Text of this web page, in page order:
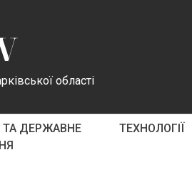
області
ТА ДЕРЖАВНЕ
ТЕХНОЛОГІЇ